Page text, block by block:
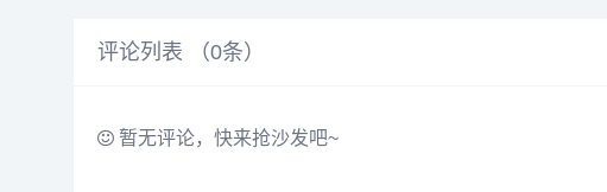
评论列表 （0条）
暂无评论，快来抢沙发吧~